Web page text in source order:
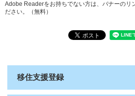
Adobe Readerをお持ちでない方は、バナーのリ
ださい。（無料）
移住支援登録